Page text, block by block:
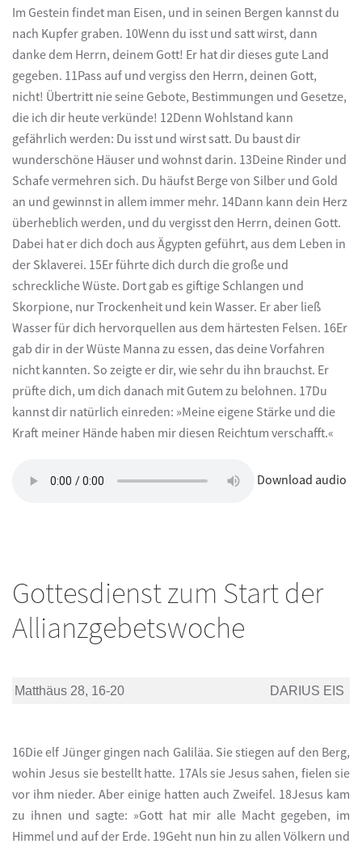
Im Gestein findet man Eisen, und in seinen Bergen kannst du
nach Kupfer graben. 10Wenn du isst und satt wirst, dann
danke dem Herrn, deinem Gott! Er hat dir dieses gute Land
gegeben. 11Pass auf und vergiss den Herrn, deinen Gott,
nicht! Übertritt nie seine Gebote, Bestimmungen und Gesetze,
die ich dir heute verkünde! 12Denn Wohlstand kann
gefährlich werden: Du isst und wirst satt. Du baust dir
wunderschöne Häuser und wohnst darin. 13Deine Rinder und
Schafe vermehren sich. Du häufst Berge von Silber und Gold
an und gewinnst in allem immer mehr. 14Dann kann dein Herz
überheblich werden, und du vergisst den Herrn, deinen Gott.
Dabei hat er dich doch aus Ägypten geführt, aus dem Leben in
der Sklaverei. 15Er führte dich durch die große und
schreckliche Wüste. Dort gab es giftige Schlangen und
Skorpione, nur Trockenheit und kein Wasser. Er aber ließ
Wasser für dich hervorquellen aus dem härtesten Felsen. 16Er
gab dir in der Wüste Manna zu essen, das deine Vorfahren
nicht kannten. So zeigte er dir, wie sehr du ihn brauchst. Er
prüfte dich, um dich danach mit Gutem zu belohnen. 17Du
kannst dir natürlich einreden: »Meine eigene Stärke und die
Kraft meiner Hände haben mir diesen Reichtum verschafft.«
Download audio
Gottesdienst zum Start der
Allianzgebetswoche
Matthäus 28, 16-20 DARIUS EIS
16Die elf Jünger gingen nach Galiläa. Sie stiegen auf den Berg,
wohin Jesus sie bestellt hatte. 17Als sie Jesus sahen, fielen sie
vor ihm nieder. Aber einige hatten auch Zweifel. 18Jesus kam
zu ihnen und sagte: »Gott hat mir alle Macht gegeben, im
Himmel und auf der Erde. 19Geht nun hin zu allen Völkern und